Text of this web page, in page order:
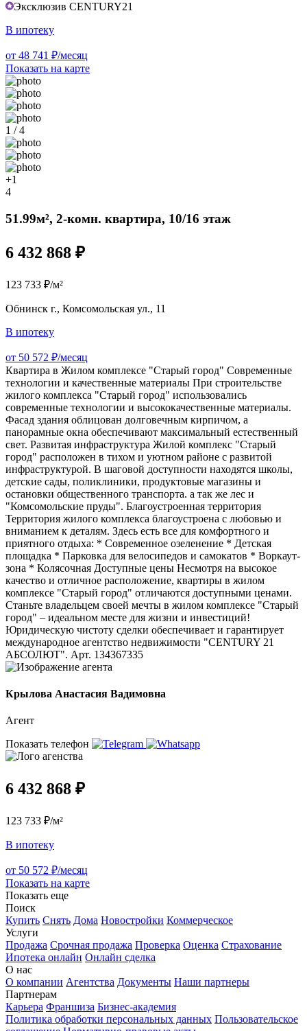
Эксклюзив CENTURY21
В ипотеку
от 48 741 ₽/месяц
Показать на карте
1 / 4
+1
4
51.99м², 2-комн. квартира, 10/16 этаж
6 432 868 ₽
123 733 ₽/м²
Обнинск г., Комсомольская ул., 11
В ипотеку
от 50 572 ₽/месяц
Квартира в Жилом комплексе "Старый город" Современные
технологии и качественные материалы При строительстве
жилого комплекса "Старый город" использовались
современные технологии и высококачественные материалы.
Фасад здания облицован долговечным кирпичом, а
панорамные окна обеспечивают максимальный естественный
свет. Развитая инфраструктура Жилой комплекс "Старый
город" расположен в тихом и уютном районе с развитой
инфраструктурой. В шаговой доступности находятся школы,
детские сады, поликлиники, продуктовые магазины и
остановки общественного транспорта. а так же лес и
"Комсомольские пруды". Благоустроенная территория
Территория жилого комплекса благоустроена с любовью и
вниманием к деталям. Здесь есть все для комфортного и
приятного отдыха: * Современное озеленение * Детская
площадка * Парковка для велосипедов и самокатов * Воркаут-
зона * Колясочная Доступные цены Несмотря на высокое
качество и отличное расположение, квартиры в жилом
комплексе "Старый город" отличаются доступными ценами.
Станьте владельцем своей мечты в жилом комплексе "Старый
город" – идеальном месте для жизни и инвестиций!
Юридическую чистоту сделки обеспечивает и гарантирует
международное агентство недвижимости "CENTURY 21
АБСОЛЮТ". Арт. 134367335
Крылова Анастасия Вадимовна
Агент
Показать телефон
6 432 868 ₽
123 733 ₽/м²
В ипотеку
от 50 572 ₽/месяц
Показать на карте
Показать еще
Поиск
Купить Снять Дома Новостройки Коммерческое
Услуги
Продажа Срочная продажа Проверка Оценка Страхование
Ипотека онлайн Онлайн сделка
О нас
О компании Агентства Документы Наши партнеры
Партнерам
Карьера Франшиза Бизнес-академия
Политика обработки персональных данных Пользовательское